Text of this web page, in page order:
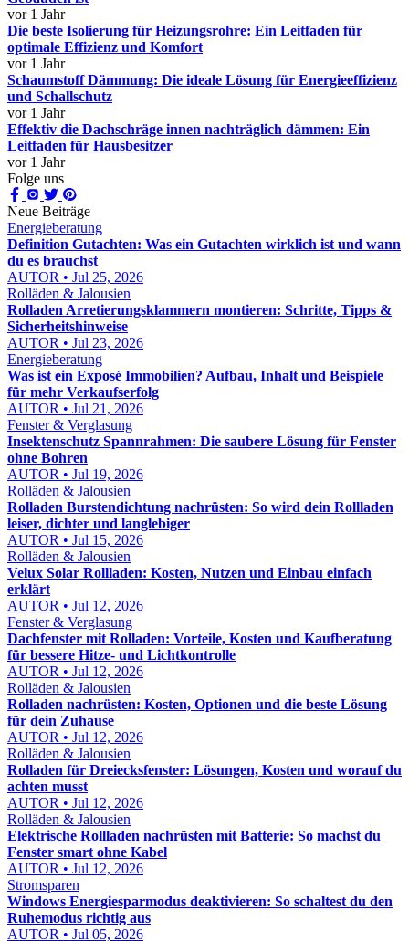
vor 1 Jahr
Die beste Isolierung für Heizungsrohre: Ein Leitfaden für
optimale Effizienz und Komfort
vor 1 Jahr
Schaumstoff Dämmung: Die ideale Lösung für Energieeffizienz
und Schallschutz
vor 1 Jahr
Effektiv die Dachschräge innen nachträglich dämmen: Ein
Leitfaden für Hausbesitzer
vor 1 Jahr
Folge uns
Neue Beiträge
Energieberatung
Definition Gutachten: Was ein Gutachten wirklich ist und wann
du es brauchst
AUTOR • Jul 25, 2026
Rolläden & Jalousien
Rolladen Arretierungsklammern montieren: Schritte, Tipps &
Sicherheitshinweise
AUTOR • Jul 23, 2026
Energieberatung
Was ist ein Exposé Immobilien? Aufbau, Inhalt und Beispiele
für mehr Verkaufserfolg
AUTOR • Jul 21, 2026
Fenster & Verglasung
Insektenschutz Spannrahmen: Die saubere Lösung für Fenster
ohne Bohren
AUTOR • Jul 19, 2026
Rolläden & Jalousien
Rolladen Burstendichtung nachrüsten: So wird dein Rollladen
leiser, dichter und langlebiger
AUTOR • Jul 15, 2026
Rolläden & Jalousien
Velux Solar Rollladen: Kosten, Nutzen und Einbau einfach
erklärt
AUTOR • Jul 12, 2026
Fenster & Verglasung
Dachfenster mit Rolladen: Vorteile, Kosten und Kaufberatung
für bessere Hitze- und Lichtkontrolle
AUTOR • Jul 12, 2026
Rolläden & Jalousien
Rolladen nachrüsten: Kosten, Optionen und die beste Lösung
für dein Zuhause
AUTOR • Jul 12, 2026
Rolläden & Jalousien
Rolladen für Dreiecksfenster: Lösungen, Kosten und worauf du
achten musst
AUTOR • Jul 12, 2026
Rolläden & Jalousien
Elektrische Rollladen nachrüsten mit Batterie: So machst du
Fenster smart ohne Kabel
AUTOR • Jul 12, 2026
Stromsparen
Windows Energiesparmodus deaktivieren: So schaltest du den
Ruhemodus richtig aus
AUTOR • Jul 05, 2026